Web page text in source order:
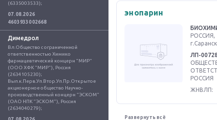
(6335003533);
07.08.2026
4603933002668
Димедрол
Вл.Общество с ограниченной
ответственностью Химико
фармацевтический концерн "МИР"
(ООО ХФК "МИР"), Россия
(2634105230);
Вып.к.Перв.Уп.Втор.Уп.Пр.Открытое
акционерное общество Научно-
производственный концерн "ЭСКОМ"
(ОАО НПК "ЭСКОМ"), Россия
(2634040279);
энопарин
РОССИЯ,
ЛП-
РОССИЯ
ЖНВЛП:
Развернуть всё